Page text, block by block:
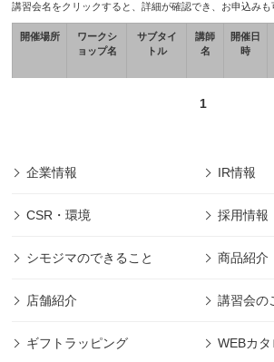
講習会名をクリックすると、詳細が確認でき、お申込みも
開催場所
ワークシ
ョップ名
サブタイ
トル
講師
名
開催日
時
1
企業情報 IR情報
CSR・環境 採用情報
シモジマのできること 商品紹介
店舗紹介 講習会の
ギフトラッピング WEBカ